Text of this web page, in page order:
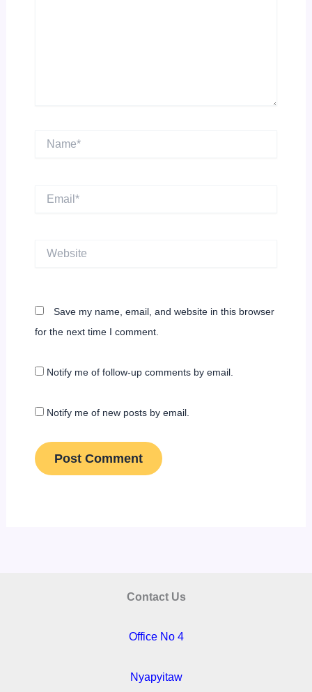
Website
Save my name, email, and website in this browser
for the next time I comment.
Notify me of follow-up comments by email.
Notify me of new posts by email.
Contact Us
Office No 4
Nyapyitaw